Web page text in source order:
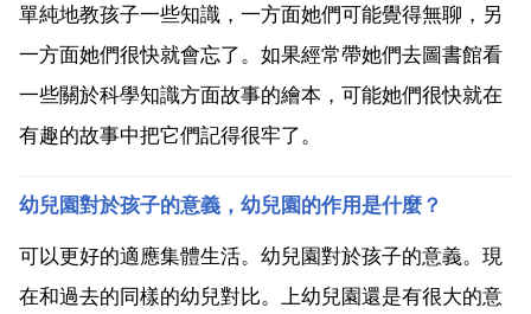
單純地教孩子一些知識，一方面她們可能覺得無聊，另
一方面她們很快就會忘了。如果經常帶她們去圖書館看
一些關於科學知識方面故事的繪本，可能她們很快就在
有趣的故事中把它們記得很牢了。
幼兒園對於孩子的意義，幼兒園的作用是什麼？
可以更好的適應集體生活。幼兒園對於孩子的意義。現
在和過去的同樣的幼兒對比。上幼兒園還是有很大的意